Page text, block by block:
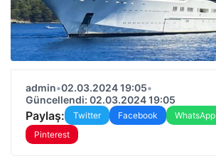
admin•02.03.2024 19:05•
Güncellendi: 02.03.2024 19:05
Paylaş: Twitter Facebook WhatsApp
Pinterest